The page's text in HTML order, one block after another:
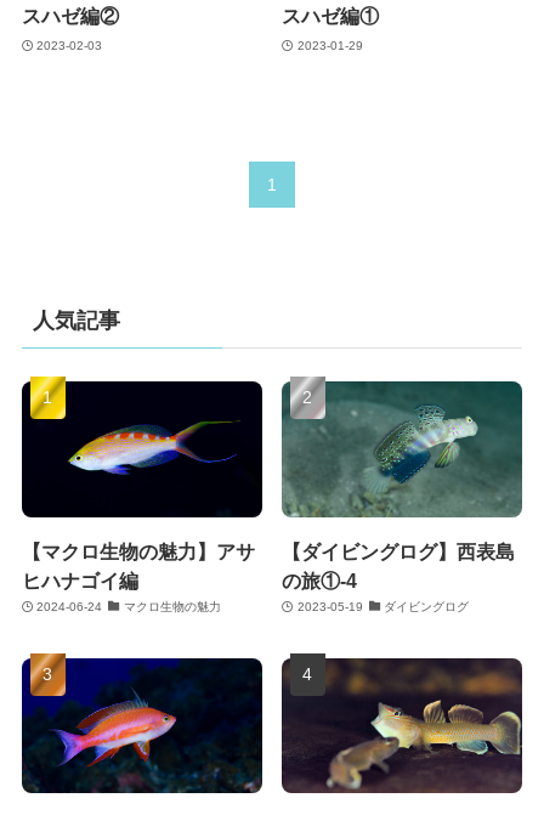
スハゼ編②
2023-02-03
スハゼ編①
2023-01-29
1
人気記事
【マクロ生物の魅力】アサ
ヒハナゴイ編
2024-06-24 マクロ生物の魅力
【ダイビングログ】西表島
の旅①-4
2023-05-19 ダイビングログ